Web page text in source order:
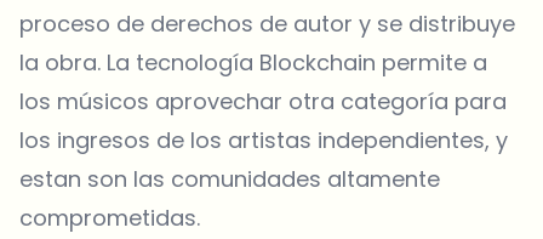
proceso de derechos de autor y se distribuye
la obra. La tecnología Blockchain permite a
los músicos aprovechar otra categoría para
los ingresos de los artistas independientes, y
estan son las comunidades altamente
comprometidas.